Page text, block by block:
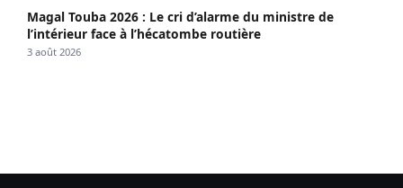
Magal Touba 2026 : Le cri d’alarme du ministre de
l’intérieur face à l’hécatombe routière
3 août 2026